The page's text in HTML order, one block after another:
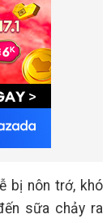
bị nôn trớ, khó
sữa chảy ra